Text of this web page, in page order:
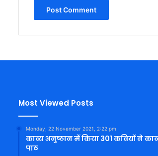
Most Viewed Posts
Monday, 22 November 2021, 2:22 pm
काव्य अनुष्ठान में किया 301 कवियों ने
पाठ